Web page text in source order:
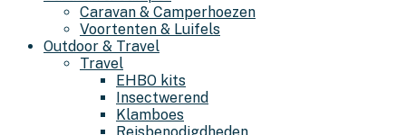
Caravan & Camperhoezen
Voortenten & Luifels
Outdoor & Travel
Travel
EHBO kits
Insectwerend
Klamboes